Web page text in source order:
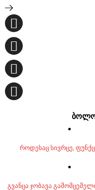
როდესაც სივრცე,
გვანცა ჯობავა